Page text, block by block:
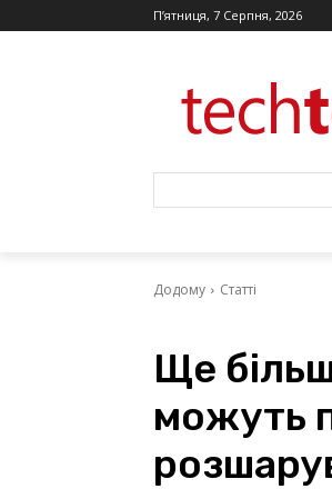
П’ятниця, 7 Серпня, 2026
Додому Статті
Ще
можуть